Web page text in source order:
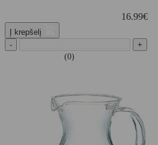
16.99€
Į krepšelį
-
+
(0)